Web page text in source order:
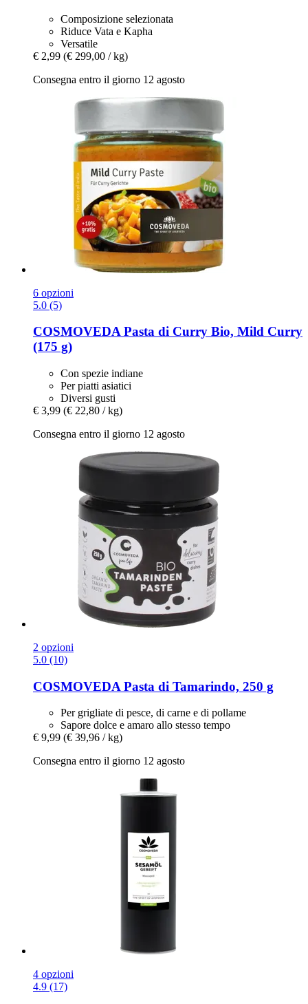
Composizione selezionata
Riduce Vata e Kapha
Versatile
€ 2,99 (€ 299,00 / kg)
Consegna entro il giorno 12 agosto
6 opzioni
5.0 (5)
COSMOVEDAPasta di Curry Bio, Mild Curry
(175 g)
Con spezie indiane
Per piatti asiatici
Diversi gusti
€ 3,99 (€ 22,80 / kg)
Consegna entro il giorno 12 agosto
2 opzioni
5.0 (10)
COSMOVEDA Pasta di Tamarindo, 250 g
Per grigliate di pesce, di carne e di pollame
Sapore dolce e amaro allo stesso tempo
€ 9,99 (€ 39,96 / kg)
Consegna entro il giorno 12 agosto
4 opzioni
4.9 (17)